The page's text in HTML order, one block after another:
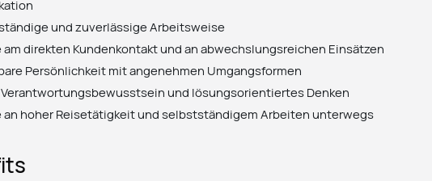
und zuverlässige Arbeitsweise
am direkten Kundenkontakt und an abwechslungsreichen Einsätzen
Persönlichkeit mit angenehmen Umgangsformen
Verantwortungsbewusstsein und lösungsorientiertes Denken
an hoher Reisetätigkeit und selbstständigem Arbeiten unterwegs